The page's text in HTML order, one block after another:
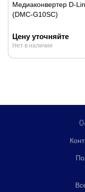
Медиаконвертер D-
(DMC-G10SC)
Цену уточняйте
Нет в наличии